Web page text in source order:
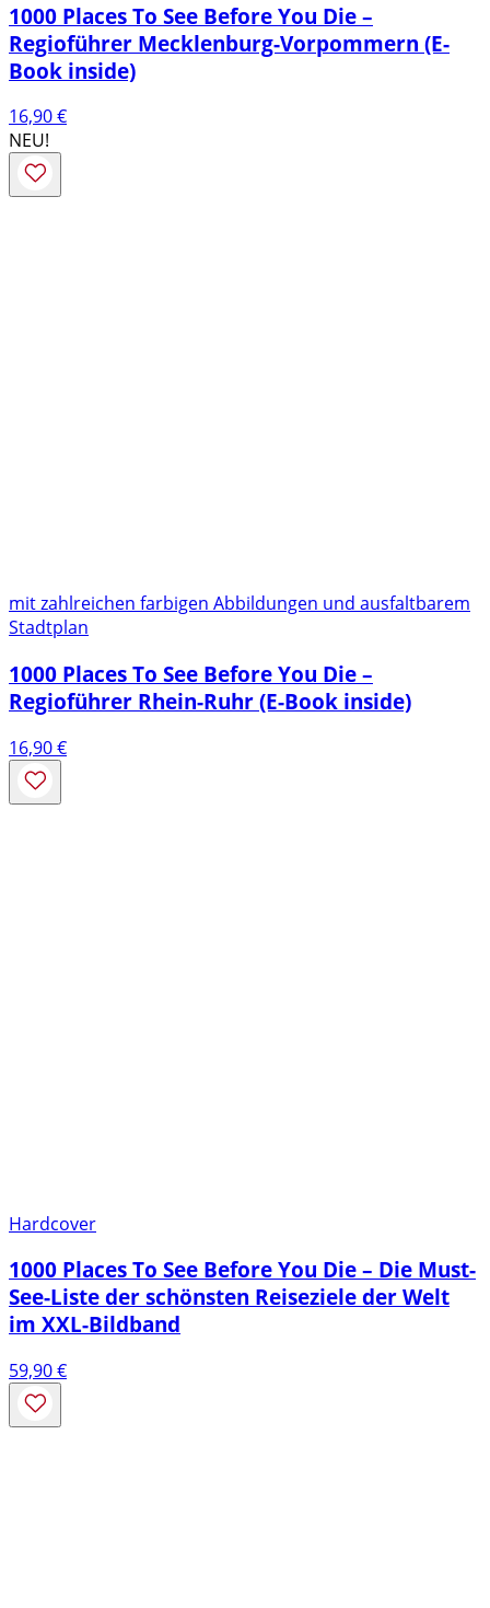
1000 Places To See Before You Die –
Regioführer Mecklenburg-Vorpommern (E-
Book inside)
16,90€
NEU!
mit zahlreichen farbigen Abbildungen und ausfaltbarem
Stadtplan
1000 Places To See Before You Die –
Regioführer Rhein-Ruhr (E-Book inside)
16,90€
Hardcover
1000 Places To See Before You Die – Die Must-
See-Liste der schönsten Reiseziele der Welt
im XXL-Bildband
59,90€